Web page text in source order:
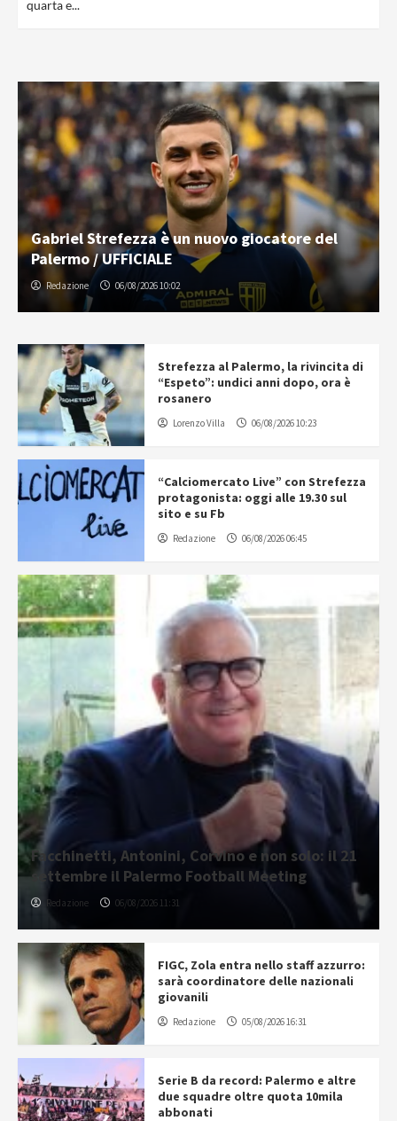
quarta e...
Gabriel Strefezza è un nuovo giocatore del
Palermo / UFFICIALE
Redazione 06/08/2026 10:02
Strefezza al Palermo, la rivincita di
“Espeto”: undici anni dopo, ora è
rosanero
Lorenzo Villa 06/08/2026 10:23
“Calciomercato Live” con Strefezza
protagonista: oggi alle 19.30 sul
sito e su Fb
Redazione 06/08/2026 06:45
Facchinetti, Antonini, Corvino e non solo: il 21
settembre il Palermo Football Meeting
Redazione 06/08/2026 11:31
FIGC, Zola entra nello staff azzurro:
sarà coordinatore delle nazionali
giovanili
Redazione 05/08/2026 16:31
Serie B da record: Palermo e altre
due squadre oltre quota 10mila
abbonati